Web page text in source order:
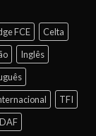
FCE
Celta
Inglês
TFI